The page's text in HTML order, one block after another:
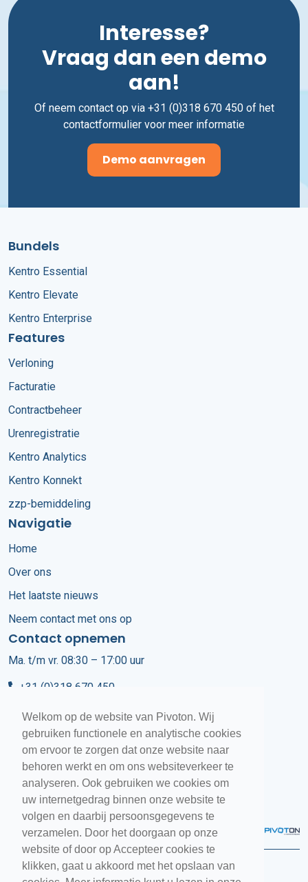
Welkom op de website van Pivoton. Wij
gebruiken functionele en analytische cookies
om ervoor te zorgen dat onze website naar
behoren werkt en om ons websiteverkeer te
analyseren. Ook gebruiken we cookies om
uw internetgedrag binnen onze website te
volgen en daarbij persoonsgegevens te
verzamelen. Door het doorgaan op onze
website of door op Accepteer cookies te
klikken, gaat u akkoord met het opslaan van
Interesse?
Vraag dan een demo
aan!
Of neem contact op via +31 (0)318 670 450 of het
contactformulier voor meer informatie
Demo aanvragen
Bundels
Kentro Essential
Kentro Elevate
Kentro Enterprise
Features
Verloning
Facturatie
Contractbeheer
Urenregistratie
Kentro Analytics
Kentro Konnekt
zzp-bemiddeling
Navigatie
Home
Over ons
Het laatste nieuws
Neem contact met ons op
Contact opnemen
Ma. t/m vr. 08:30 – 17:00 uur
+31 (0)318 670 450
info@pivoton.nl
Customer Services
+31 (0)318 670 400
Pivoton Software © 2026